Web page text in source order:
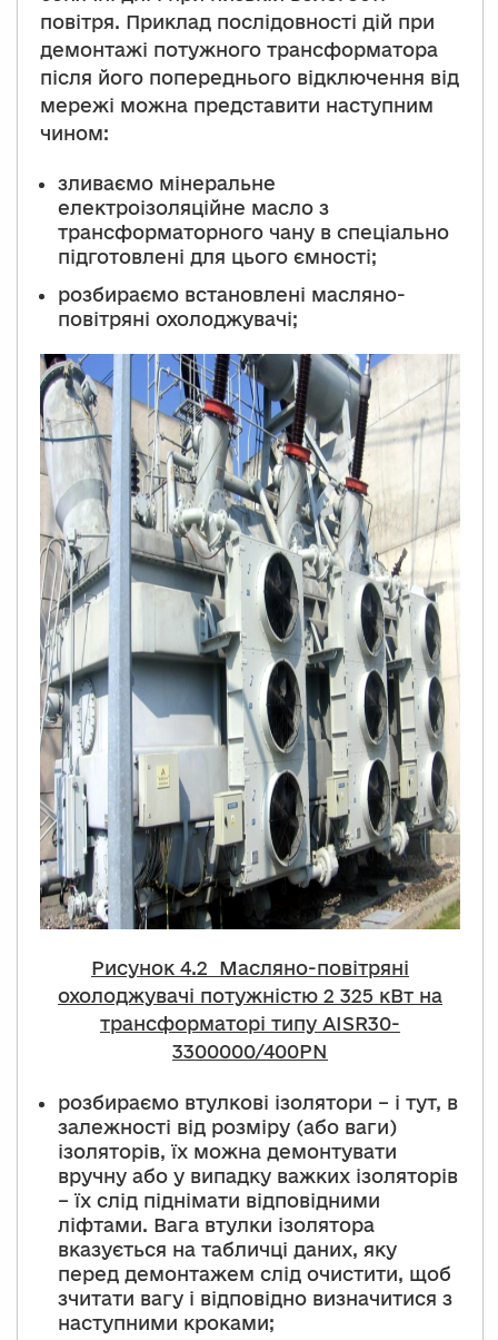
повітря. Приклад послідовності дій при
демонтажі потужного трансформатора
після його попереднього відключення від
мережі можна представити наступним
чином:
зливаємо мінеральне
електроізоляційне масло з
трансформаторного чану в спеціально
підготовлені для цього ємності;
розбираємо встановлені масляно-
повітряні охолоджувачі;
Рисунок 4.2 Масляно-повітряні
охолоджувачі потужністю 2 325 кВт на
трансформаторі типу AISR30-
3300000/400PN
розбираємо втулкові ізолятори – і тут, в
залежності від розміру (або ваги)
ізоляторів, їх можна демонтувати
вручну або у випадку важких ізоляторів
– їх слід піднімати відповідними
ліфтами. Вага втулки ізолятора
вказується на табличці даних, яку
перед демонтажем слід очистити, щоб
зчитати вагу і відповідно визначитися з
наступними кроками;